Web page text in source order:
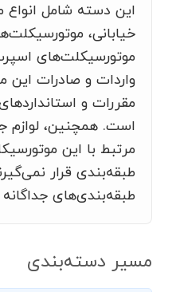
این دسته شامل
خیابانی،
موتورسیکلت‌های
واردات و صادرات این
مقررات و
است. همچنین، لوازم
مرتبط با این
طبقه‌بندی قرار
طبقه‌بندی‌های
مسیر دسته‌بندی